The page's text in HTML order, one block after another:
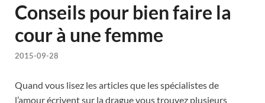
Conseils pour bien faire la
cour à une femme
2015-09-28
Quand vous lisez les articles que les spécialistes de
l’amour écrivent sur la drague vous trouvez plusieurs